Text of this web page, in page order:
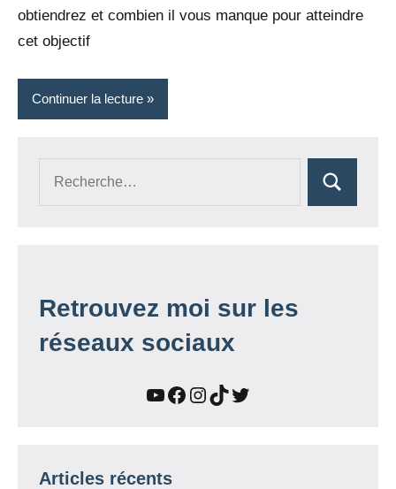
obtiendrez et combien il vous manque pour atteindre
cet objectif
Continuer la lecture
Rechercher
Retrouvez moi sur les
réseaux sociaux
YouTube
Facebook
Instagram
TikTokTwitter
Articles récents